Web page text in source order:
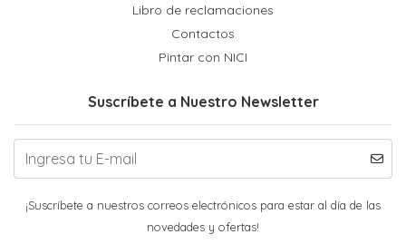
Libro de reclamaciones
Contactos
Pintar con NICI
Suscríbete a Nuestro Newsletter
¡Suscríbete a nuestros correos electrónicos para estar al día de las
novedades y ofertas!